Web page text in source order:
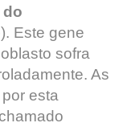
do
). Este gene
sofra
As
esta